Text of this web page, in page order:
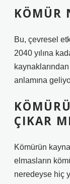
KÖMÜR
Bu, çevresel
2040 yılına
anlamına
ÇIKAR
Kömürün
elmasların
neredeyse hiç